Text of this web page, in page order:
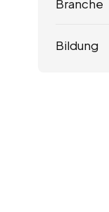
Branche
Bildung